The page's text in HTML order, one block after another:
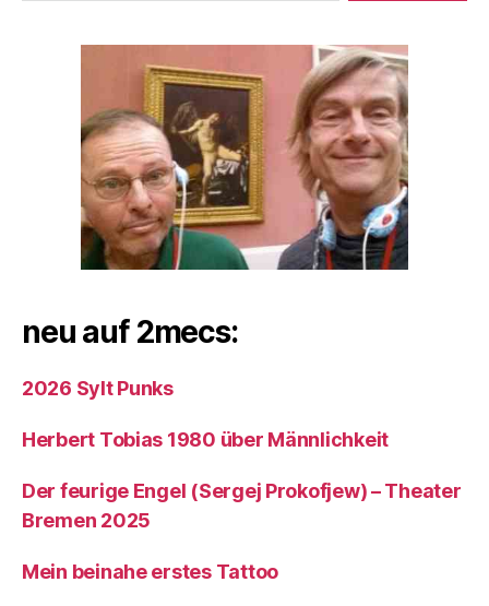
neu auf 2mecs:
2026 Sylt Punks
Herbert Tobias 1980 über Männlichkeit
Der feurige Engel (Sergej Prokofjew) – Theater
Bremen 2025
Mein beinahe erstes Tattoo